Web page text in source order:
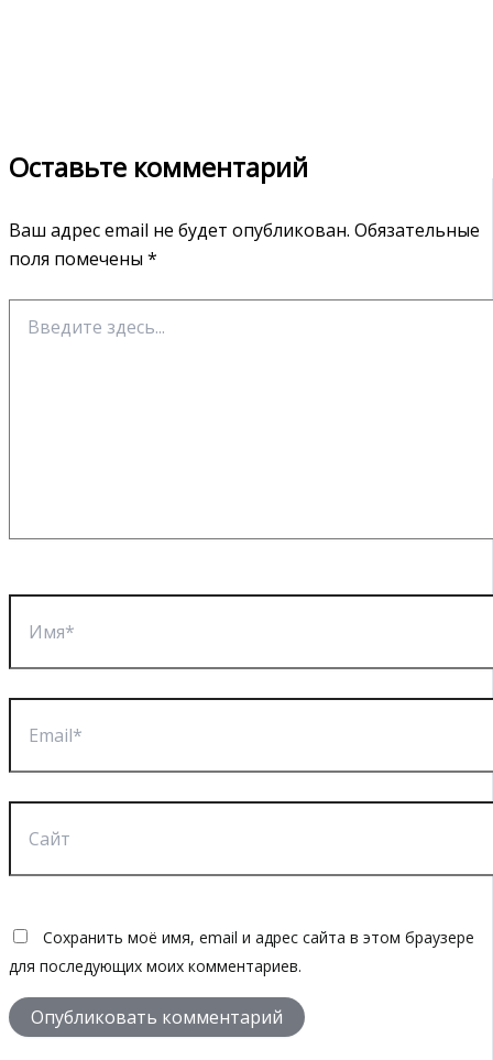
Оставьте комментарий
Ваш адрес email не будет опубликован. Обязательные
поля помечены *
здесь...
Сохранить моё имя, email и адрес сайта в этом браузере
для последующих моих комментариев.